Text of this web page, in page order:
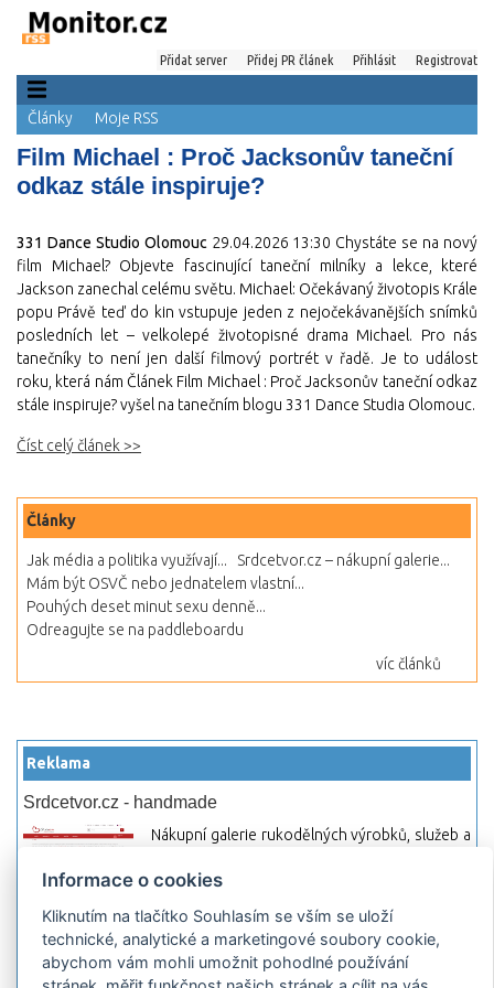
Přidat server Přidej PR článek Přihlásit Registrovat
Články Moje RSS
Film Michael : Proč Jacksonův taneční
odkaz stále inspiruje?
331 Dance Studio Olomouc 29.04.2026 13:30 Chystáte se na nový
film Michael? Objevte fascinující taneční milníky a lekce, které
Jackson zanechal celému světu. Michael: Očekávaný životopis Krále
popu Právě teď do kin vstupuje jeden z nejočekávanějších snímků
posledních let – velkolepé životopisné drama Michael. Pro nás
tanečníky to není jen další filmový portrét v řadě. Je to událost
roku, která nám Článek Film Michael : Proč Jacksonův taneční odkaz
stále inspiruje? vyšel na tanečním blogu 331 Dance Studia Olomouc.
Číst celý článek >>
Články
Jak média a politika využívají...
Srdcetvor.cz – nákupní galerie...
Mám být OSVČ nebo jednatelem vlastní...
Pouhých deset minut sexu denně...
Odreagujte se na paddleboardu
víc článků
Reklama
Srdcetvor.cz - handmade
Nákupní galerie rukodělných výrobků, služeb a
začít prodávat nebo jen nakupovat.
Hledej-hosting.cz - webhosting, VPS
hosting
Přehled webhostingových, multihosting a VPS
Informace o cookies
Kliknutím na tlačítko Souhlasím se vším se uloží
technické, analytické a marketingové soubory cookie,
abychom vám mohli umožnit pohodlné používání